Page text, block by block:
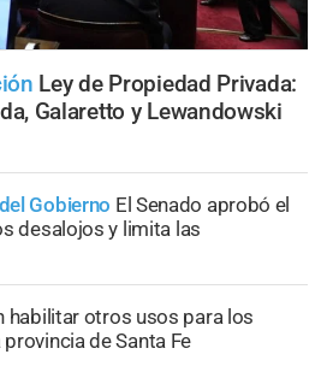
Ley de Propiedad Privada:
Galaretto y Lewandowski
Gobierno El Senado aprobó el
desalojos y limita las
habilitar otros usos para los
de Santa Fe